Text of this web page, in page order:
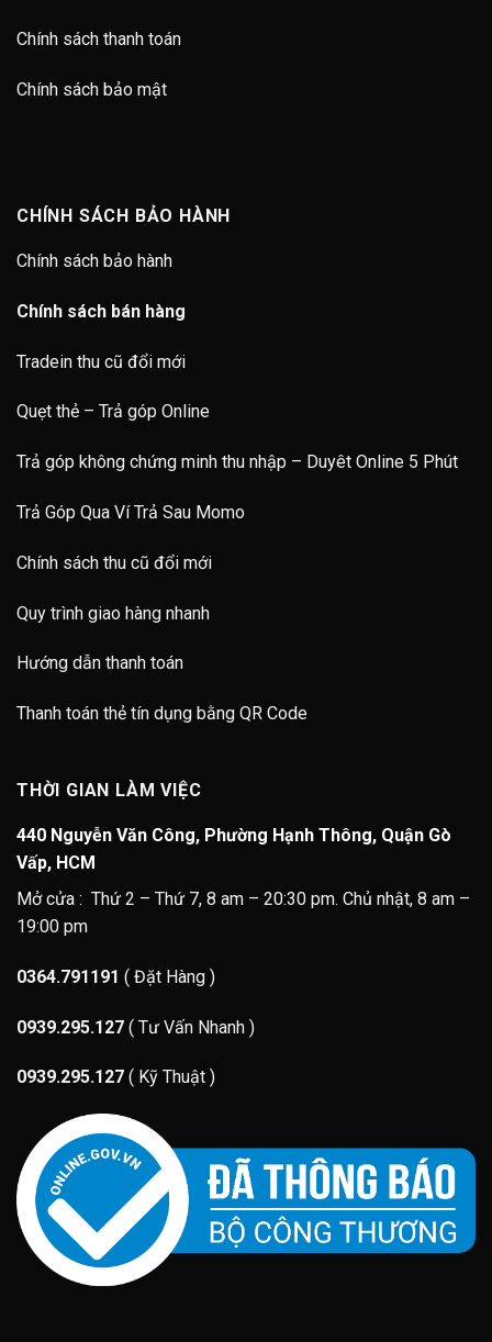
Chính sách thanh toán
Chính sách bảo mật
CHÍNH SÁCH BẢO HÀNH
Chính sách bảo hành
Chính sách bán hàng
Tradein thu cũ đổi mới
Quẹt thẻ – Trả góp Online
Trả góp không chứng minh thu nhập – Duyêt Online 5 Phút
Trả Góp Qua Ví Trả Sau Momo
Chính sách thu cũ đổi mới
Quy trình giao hàng nhanh
Hướng dẫn thanh toán
Thanh toán thẻ tín dụng bằng QR Code
THỜI GIAN LÀM VIỆC
440 Nguyễn Văn Công, Phường Hạnh Thông, Quận Gò
Vấp, HCM
Mở cửa : Thứ 2 – Thứ 7, 8 am – 20:30 pm. Chủ nhật, 8 am –
19:00 pm
0364.791191 ( Đặt Hàng )
0939.295.127 ( Tư Vấn Nhanh )
0939.295.127 ( Kỹ Thuật )